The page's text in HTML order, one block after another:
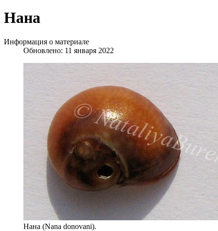
Нана
Информация о материале
Обновлено: 11 января 2022
Нана (Nana donovani).